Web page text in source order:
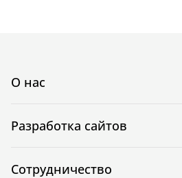
О нас
Разработка сайтов
Сотрудничество